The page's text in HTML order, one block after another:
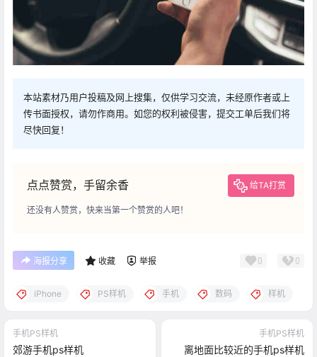
本站素材乃用户投稿及网上搜集，仅供学习交流，未经原作者或上
传书面授权，请勿作商用。如您的权利被侵害，提交工单后我们将
尽快回复！
点点赞赏，手留余香 给TA打赏
还没有人赞赏，快来当第一个赞赏的人吧！
海报分享 收藏 举报 0 0
iPhone PS样机 手机 数码 样机
手机PS样机
郊游手机ps样机
手机PS样机
离地面比较近的手机ps样机